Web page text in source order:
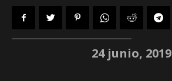
24 junio, 2019